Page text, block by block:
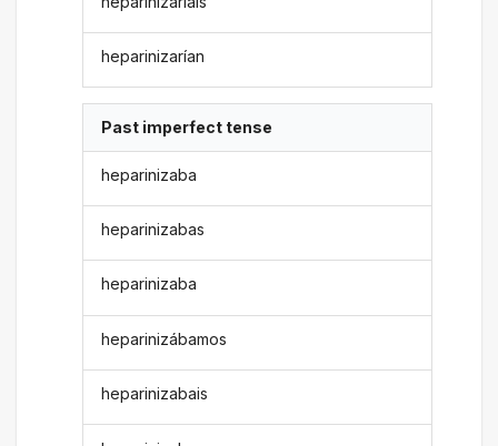
heparinizarían
Past imperfect tense
heparinizaba
heparinizabas
heparinizaba
heparinizábamos
heparinizabais